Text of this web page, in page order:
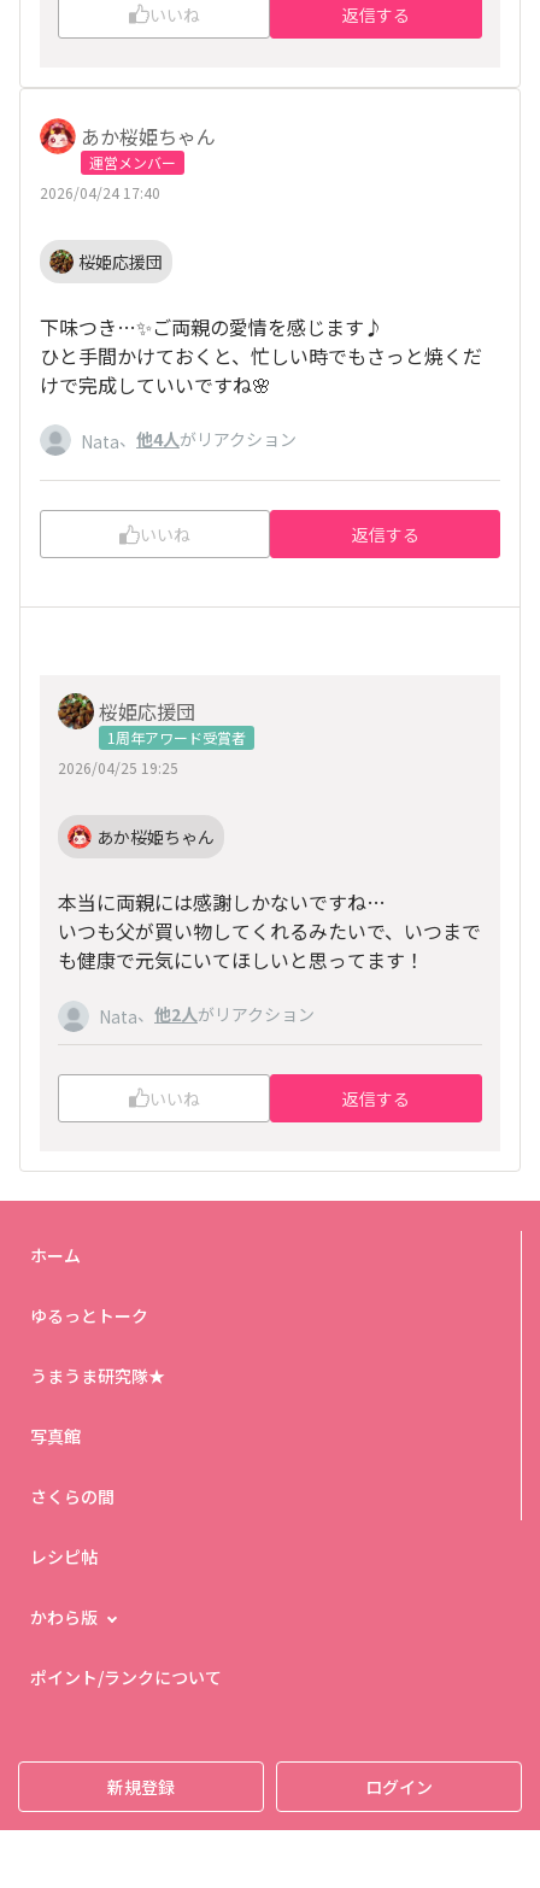
いいね 返信する
あか桜姫ちゃん
運営メンバー
2026/04/24 17:40
桜姫応援団
下味つき…✨ご両親の愛情を感じます♪
ひと手間かけておくと、忙しい時でもさっと焼くだ
けで完成していいですね🌸
Nata、 他4人がリアクション
いいね 返信する
桜姫応援団
1周年アワード受賞者
2026/04/25 19:25
あか桜姫ちゃん
本当に両親には感謝しかないですね…
いつも父が買い物してくれるみたいで、いつまで
も健康で元気にいてほしいと思ってます！
Nata、 他2人がリアクション
いいね 返信する
ホーム
ゆるっとトーク
うまうま研究隊★
写真館
さくらの間
レシピ帖
かわら版
ポイント/ランクについて
新規登録 ログイン